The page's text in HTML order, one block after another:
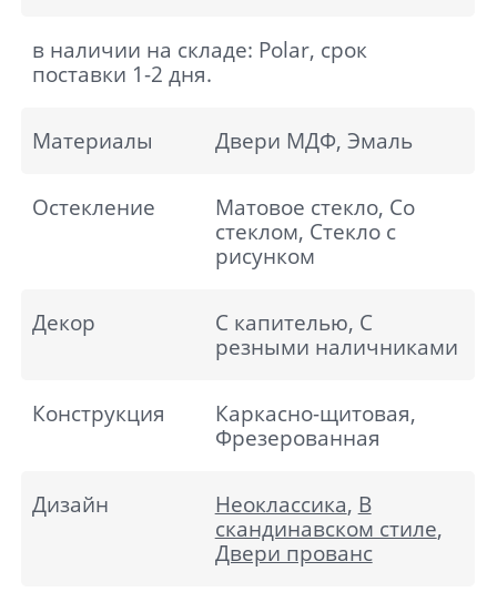
в наличии на складе: Polar, срок
поставки 1-2 дня.
Материалы Двери МДФ, Эмаль
Остекление
Матовое стекло, Со
стеклом, Стекло с
рисунком
Декор
С капителью, С
резными наличниками
Конструкция
Каркасно-щитовая,
Фрезерованная
Дизайн Неоклассика, В
скандинавском стиле,
Двери прованс